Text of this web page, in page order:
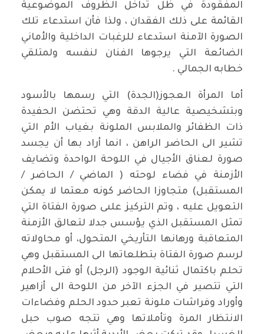
المفقودة في ظل تداخل الظروف الموضوعية
القائمة على ذلك الفقدان ، ولذا فأن استدعاء تلك
الصورة الآمنة استدعاء للرغبات الداخلية والأماني
الضائعة التي يرجوها الفنان لنفسه ولمتلقي
خطابه الجمالي .
أما المرأة العجوز(الجدة) التي رسمها بالأسود
وبتشخيصية عالية الدقة وهي تحتضن الحفيدة
ذات الظفائر والملابس الملونة بغياب الأم التي
تشير الى الحاضر الراهن ، انما أراد بها أن يجسد
صورة لعناق الأجيال في اللوحة الواحدة وتضايف
الأزمنة في فضاء لوحته ( الماضي / الحاضر /
المستقبل) متجاوزا الحاضر كونه معتما لا يمكن
التعويل عليه ، وتم التركيز علىى صورة الفتاة التي
تمثل المستقبل الذي يؤسس جدلا لتعالق الأزمنة
المتعاقبة ورهانها التأريخي المتحول، أو محاولاته
لرسم صورة الفتاة بتطلعاتها الى المستقبل وهي
تحلم باكتمال ثنائية الوجود (الرجل) أو فتى الأحلام
التي تتصير في الجزء الآخر من اللوحة الى أزاهير
وأوراد وفراشات ملونة تعبر حدود الحلم وفضاءات
الانتظار المرة وتأملاتها وهي تتجه صوب حبل